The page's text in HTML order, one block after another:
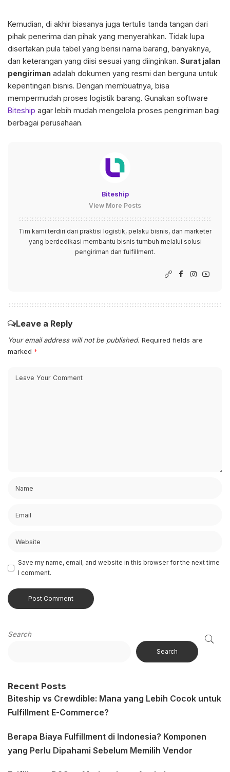
Kemudian, di akhir biasanya juga tertulis tanda tangan dari
pihak penerima dan pihak yang menyerahkan. Tidak lupa
disertakan pula tabel yang berisi nama barang, banyaknya,
dan keterangan yang diisi sesuai yang diinginkan. Surat jalan
pengiriman adalah dokumen yang resmi dan berguna untuk
kepentingan bisnis. Dengan membuatnya, bisa
mempermudah proses logistik barang. Gunakan software
Biteship agar lebih mudah mengelola proses pengiriman bagi
berbagai perusahaan.
Biteship
View More Posts
Tim kami terdiri dari praktisi logistik, pelaku bisnis, dan marketer
yang berdedikasi membantu bisnis tumbuh melalui solusi
pengiriman dan fulfillment.
Leave a Reply
Your email address will not be published. Required fields are
marked *
Save my name, email, and website in this browser for the next time
I comment.
Search
Search
Recent Posts
Biteship vs Crewdible: Mana yang Lebih Cocok untuk
Fulfillment E-Commerce?
Berapa Biaya Fulfillment di Indonesia? Komponen
yang Perlu Dipahami Sebelum Memilih Vendor